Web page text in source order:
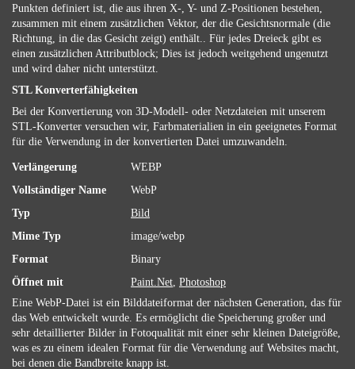
Punkten definiert ist, die aus ihren X-, Y- und Z-Positionen bestehen,
zusammen mit einem zusätzlichen Vektor, der die Gesichtsnormale (die
Richtung, in die das Gesicht zeigt) enthält.. Für jedes Dreieck gibt es
einen zusätzlichen Attributblock; Dies ist jedoch weitgehend ungenutzt
und wird daher nicht unterstützt.
STL Konverterfähigkeiten
Bei der Konvertierung von 3D-Modell- oder Netzdateien mit unserem
STL-Konverter versuchen wir, Farbmaterialien in ein geeignetes Format
für die Verwendung in der konvertierten Datei umzuwandeln.
Verlängerung
WEBP
Vollständiger Name
WebP
Typ
Bild
Mime Typ
image/webp
Format
Binary
Öffnet mit
Paint.Net, Photoshop
Eine WebP-Datei ist ein Bilddateiformat der nächsten Generation, das für
das Web entwickelt wurde. Es ermöglicht die Speicherung großer und
sehr detaillierter Bilder in Fotoqualität mit einer sehr kleinen Dateigröße,
was es zu einem idealen Format für die Verwendung auf Websites macht,
bei denen die Bandbreite knapp ist.